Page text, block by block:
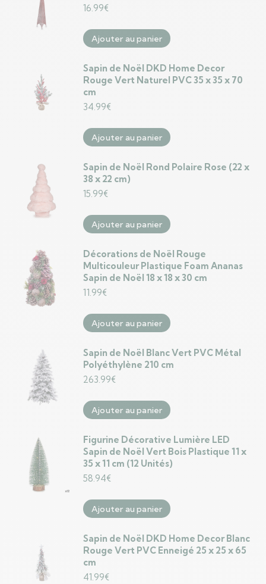
16.99€
Ajouter au panier
Sapin de Noël DKD Home Decor
Rouge Vert Naturel PVC 35 x 35 x 70
cm
34.99€
Ajouter au panier
Sapin de Noël Rond Polaire Rose (22 x
38 x 22 cm)
15.99€
Ajouter au panier
Décorations de Noël Rouge
Multicouleur Plastique Foam Ananas
Sapin de Noël 18 x 18 x 30 cm
11.99€
Ajouter au panier
Sapin de Noël Blanc Vert PVC Métal
Polyéthylène 210 cm
263.99€
Ajouter au panier
Figurine Décorative Lumière LED
Sapin de Noël Vert Bois Plastique 11 x
35 x 11 cm (12 Unités)
58.94€
Ajouter au panier
Sapin de Noël DKD Home Decor Blanc
Rouge Vert PVC Enneigé 25 x 25 x 65
cm
41.99€